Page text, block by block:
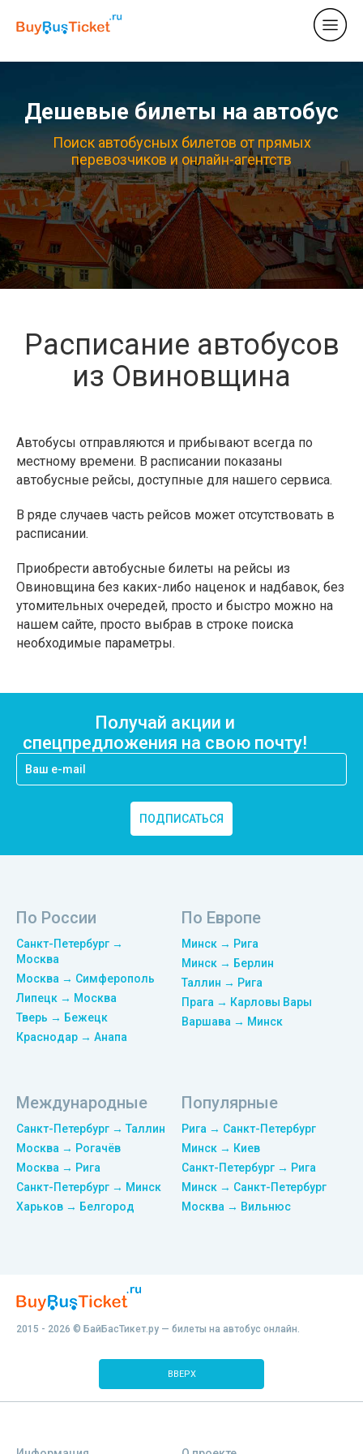
Дешевые билеты на автобус
Поиск автобусных билетов от прямых
перевозчиков и онлайн-агентств
Расписание автобусов
из Овиновщина
Автобусы отправляются и прибывают всегда по
местному времени. В расписании показаны
автобусные рейсы, доступные для нашего сервиса.
В ряде случаев часть рейсов может отсутствовать в
расписании.
Приобрести автобусные билеты на рейсы из
Овиновщина без каких-либо наценок и надбавок, без
утомительных очередей, просто и быстро можно на
нашем сайте, просто выбрав в строке поиска
необходимые параметры.
Получай акции и
спецпредложения на свою почту!
ПОДПИСАТЬСЯ
По России
Санкт-Петербург →
Москва
Москва → Симферополь
Липецк → Москва
Тверь → Бежецк
Краснодар → Анапа
По Европе
Минск → Рига
Минск → Берлин
Таллин → Рига
Прага → Карловы Вары
Варшава → Минск
Международные
Санкт-Петербург → Таллин
Москва → Рогачёв
Москва → Рига
Санкт-Петербург → Минск
Харьков → Белгород
Популярные
Рига → Санкт-Петербург
Минск → Киев
Санкт-Петербург → Рига
Минск → Санкт-Петербург
Москва → Вильнюс
2015 - 2026 © БайБасТикет.ру — билеты на автобус онлайн.
ВВЕРХ